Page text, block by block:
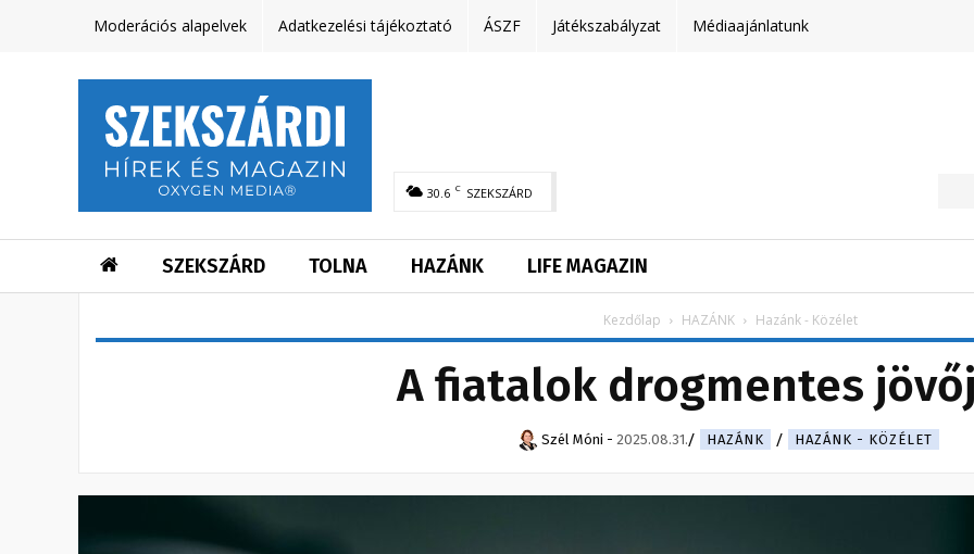
Moderációs alapelvek Adatkezelési tájékoztató ÁSZF Játékszabályzat Médiaajánlatunk
30.6 C SZEKSZÁRD
SZEKSZÁRD TOLNA HAZÁNK LIFE MAGAZIN
Kezdőlap HAZÁNK Hazánk - Közélet
A fiatalok drogmentes
Szél Móni - 2025.08.31. HAZÁNK HAZÁNK - KÖZÉLET